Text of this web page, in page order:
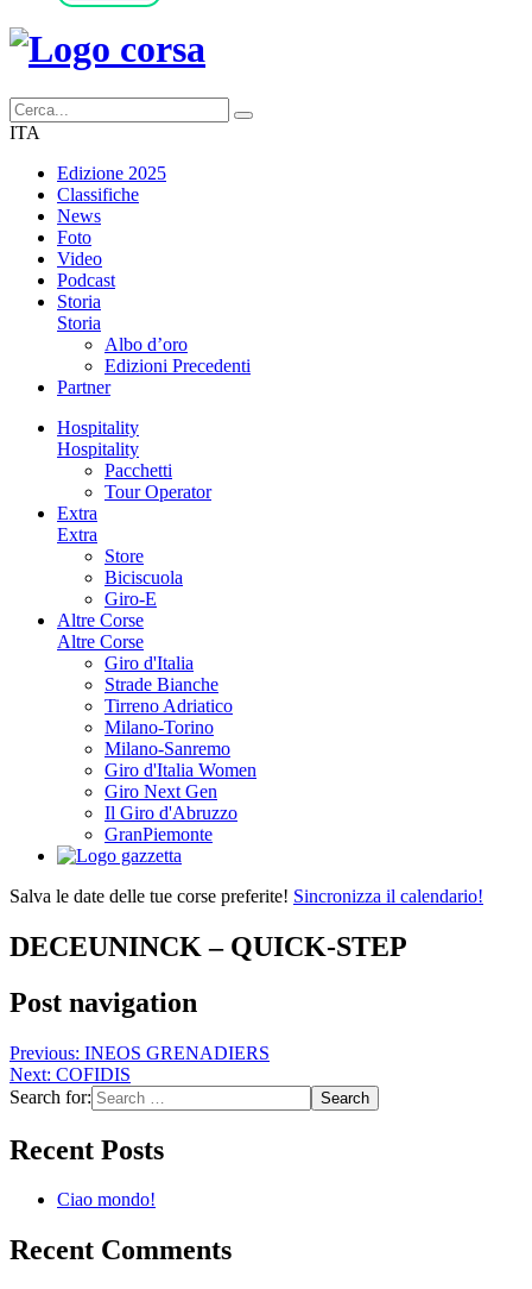
ITA
Edizione 2025
Classifiche
News
Foto
Video
Podcast
Storia
Storia
Albo d’oro
Edizioni Precedenti
Partner
Hospitality
Hospitality
Pacchetti
Tour Operator
Extra
Extra
Store
Biciscuola
Giro-E
Altre Corse
Altre Corse
Giro d'Italia
Strade Bianche
Tirreno Adriatico
Milano-Torino
Milano-Sanremo
Giro d'Italia Women
Giro Next Gen
Il Giro d'Abruzzo
GranPiemonte
Salva le date delle tue corse preferite! Sincronizza il calendario!
DECEUNINCK – QUICK-STEP
Post navigation
Previous: INEOS GRENADIERS
Next: COFIDIS
Search for:
Recent Posts
Ciao mondo!
Recent Comments